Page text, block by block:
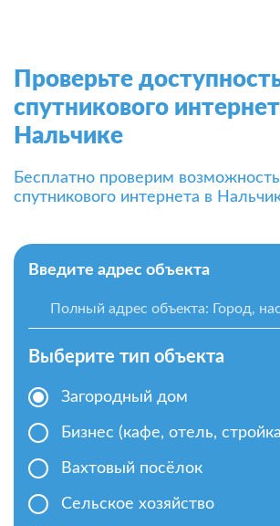
Проверьте
спутникового
Нальчике
Бесплатно проверим
спутникового интернета в
Введите адрес объекта
Выберите тип объекта
Загородный дом
Бизнес (кафе, отель,
Вахтовый посёлок
Сельское хозяйство